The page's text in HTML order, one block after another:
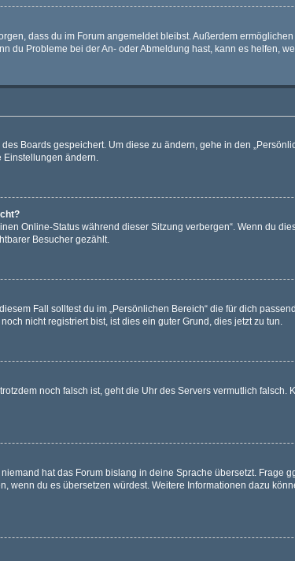
dass du im Forum angemeldet bleibst. Außerdem
du Probleme bei der An- oder Abmeldung hast, kann es helfen,
Boards gespeichert. Um diese zu ändern, gehe in den
Einstellungen ändern.
Online-Status während dieser Sitzung verbergen“. Wenn du
Besucher gezählt.
Fall solltest du im „Persönlichen Bereich“ die für dich
nicht registriert bist, ist dies ein guter Grund, dies jetzt zu tun.
noch falsch ist, geht die Uhr des Servers vermutlich falsch.
hat das Forum bislang in deine Sprache übersetzt. Frage
wenn du es übersetzen würdest. Weitere Informationen dazu